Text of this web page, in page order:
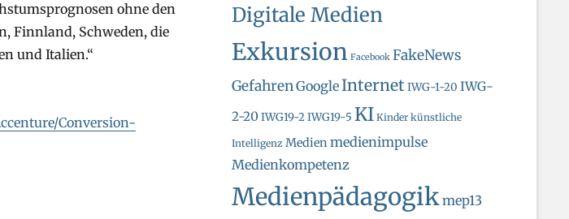
ohne den
Finnland, Schweden, die
und Italien.“
Conversion-
Digitale Medien
Exkursion Facebook FakeNews
GefahrenGoogleInternet IWG-1-20 IWG-
2-20 IWG19-2IWG19-5 KI Kinder künstliche
Intelligenz Medien medienimpulse
Medienkompetenz
Medienpädagogikmep13